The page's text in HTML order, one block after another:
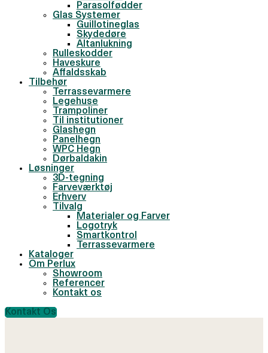
Parasolfødder
Glas Systemer
Guillotineglas
Skydedøre
Altanlukning
Rulleskodder
Haveskure
Affaldsskab
Tilbehør
Terrassevarmere
Legehuse
Trampoliner
Til institutioner
Glashegn
Panelhegn
WPC Hegn
Dørbaldakin
Løsninger
3D-tegning
Farveværktøj
Erhverv
Tilvalg
Materialer og Farver
Logotryk
Smartkontrol
Terrassevarmere
Kataloger
Om Perlux
Showroom
Referencer
Kontakt os
Kontakt Os